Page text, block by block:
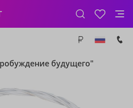
будущего"